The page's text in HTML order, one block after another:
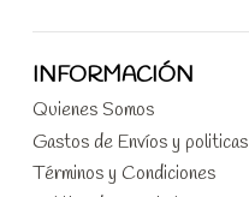
INFORMACIÓN
Quienes Somos
Gastos de Envíos y politicas
Términos y Condiciones